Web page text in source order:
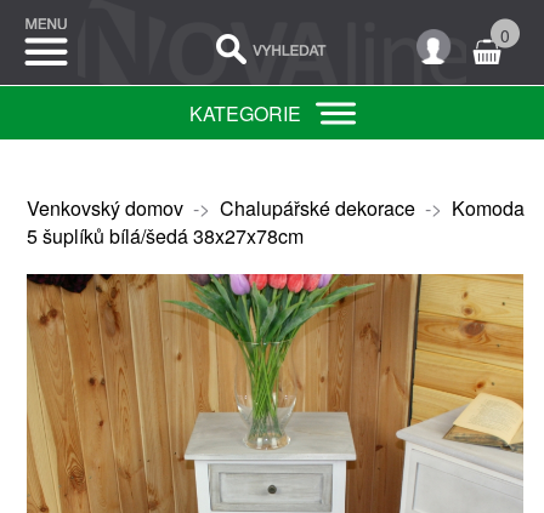
0
KATEGORIE
Venkovský domov-> Chalupářské dekorace-> Komoda
5 šuplíků bílá/šedá 38x27x78cm